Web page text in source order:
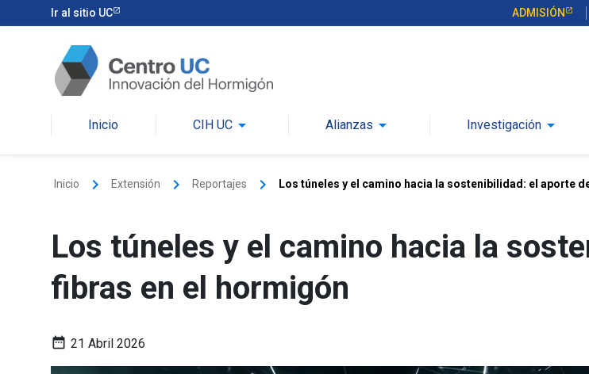
Ir al sitio UC ADMISIÓN
Inicio CIH UCarrow_drop_down Alianzas arrow_drop_down Investigación arrow_drop_down
Inicio keyboard_arrow_right Extensión keyboard_arrow_right Reportajes keyboard_arrow_right Los túneles y el camino hacia la sostenibilidad: el aporte
Los túneles y el camino hacia la
fibras en el hormigón
date_range 21 Abril 2026